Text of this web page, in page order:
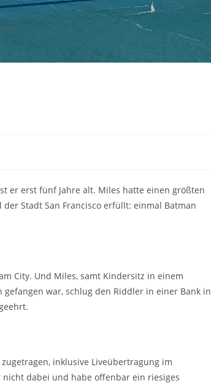
er erst fünf Jahre alt. Miles hatte einen größten
Stadt San Francisco erfüllt: einmal Batman
City. Und Miles, samt Kindersitz in einem
war, schlug den Riddler in einer Bank in
inklusive Liveübertragung im
dabei und habe offenbar ein riesiges